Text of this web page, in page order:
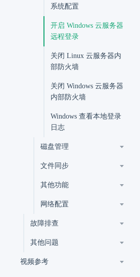
系统配置
开启 Windows 云服务器
远程登录
关闭 Linux 云服务器内
部防火墙
关闭 Windows 云服务器
内部防火墙
Windows 查看本地登录
日志
磁盘管理
文件同步
其他功能
网络配置
故障排查
其他问题
视频参考